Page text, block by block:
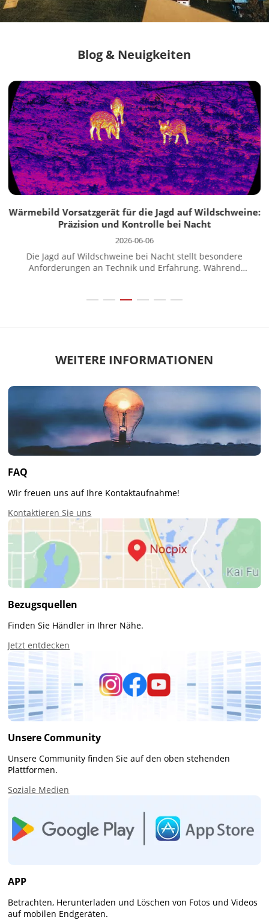
Blog & Neuigkeiten
Wärmebild Vorsatzgerät für die Jagd auf Wildschweine:
Präzision und Kontrolle bei Nacht
2026-06-06
Die Jagd auf Wildschweine bei Nacht stellt besondere
Anforderungen an Technik und Erfahrung. Während
die vorhandene Ausr...
WEITERE INFORMATIONEN
FAQ
Wir freuen uns auf Ihre Kontaktaufnahme!
Kontaktieren Sie uns
Bezugsquellen
Finden Sie Händler in Ihrer Nähe.
Jetzt entdecken
Unsere Community
Unsere Community finden Sie auf den oben stehenden
Plattformen.
Soziale Medien
APP
Betrachten, Herunterladen und Löschen von Fotos und Videos
auf mobilen Endgeräten.